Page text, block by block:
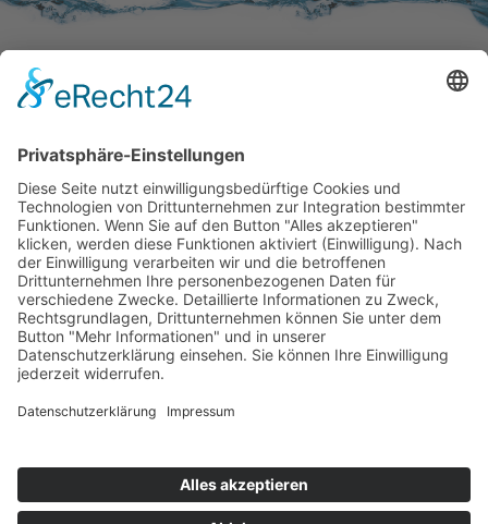
SERVICE
Kundenzufriedenheit
WISSENSWERTES
Broschüren
Aktivkohle
Wer filtert was
Zertifizierungen
KONTAKT
Kontaktformular
Impressum
Datenschutzerklärung
RechtlichesAVB